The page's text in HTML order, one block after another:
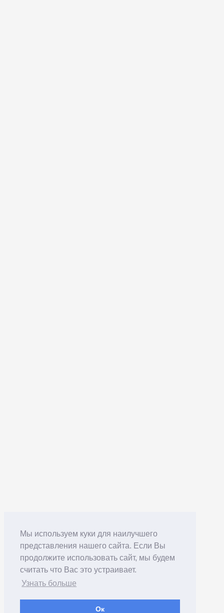
Мы используем куки для наилучшего
представления нашего сайта. Если Вы
продолжите использовать сайт, мы будем
считать что Вас это устраивает.
Узнать больше
Ок